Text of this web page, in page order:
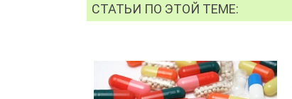
СТАТЬИ ПО ЭТОЙ ТЕМЕ: